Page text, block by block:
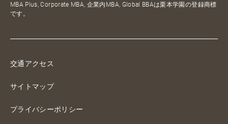
MBA Plus, Corporate MBA, 企業内MBA, Global BBAは栗本学園の登録商標
です。
交通アクセス
サイトマップ
プライバシーポリシー